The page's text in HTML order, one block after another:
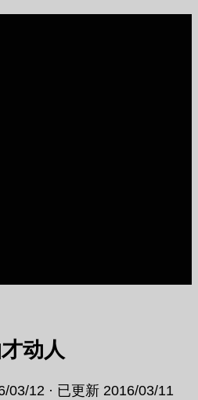
动人
03/12 · 已更新 2016/03/11